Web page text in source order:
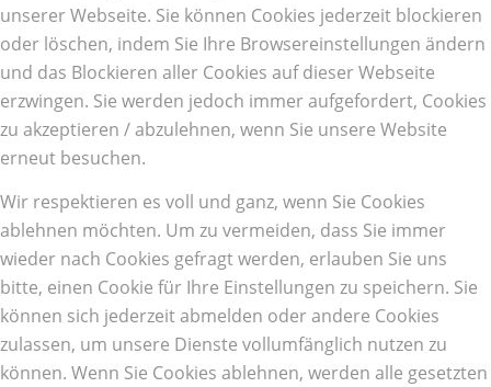
unserer Webseite. Sie können Cookies jederzeit blockieren
oder löschen, indem Sie Ihre Browsereinstellungen ändern
und das Blockieren aller Cookies auf dieser Webseite
erzwingen. Sie werden jedoch immer aufgefordert, Cookies
zu akzeptieren / abzulehnen, wenn Sie unsere Website
erneut besuchen.
Wir respektieren es voll und ganz, wenn Sie Cookies
ablehnen möchten. Um zu vermeiden, dass Sie immer
wieder nach Cookies gefragt werden, erlauben Sie uns
bitte, einen Cookie für Ihre Einstellungen zu speichern. Sie
können sich jederzeit abmelden oder andere Cookies
zulassen, um unsere Dienste vollumfänglich nutzen zu
können. Wenn Sie Cookies ablehnen, werden alle gesetzten